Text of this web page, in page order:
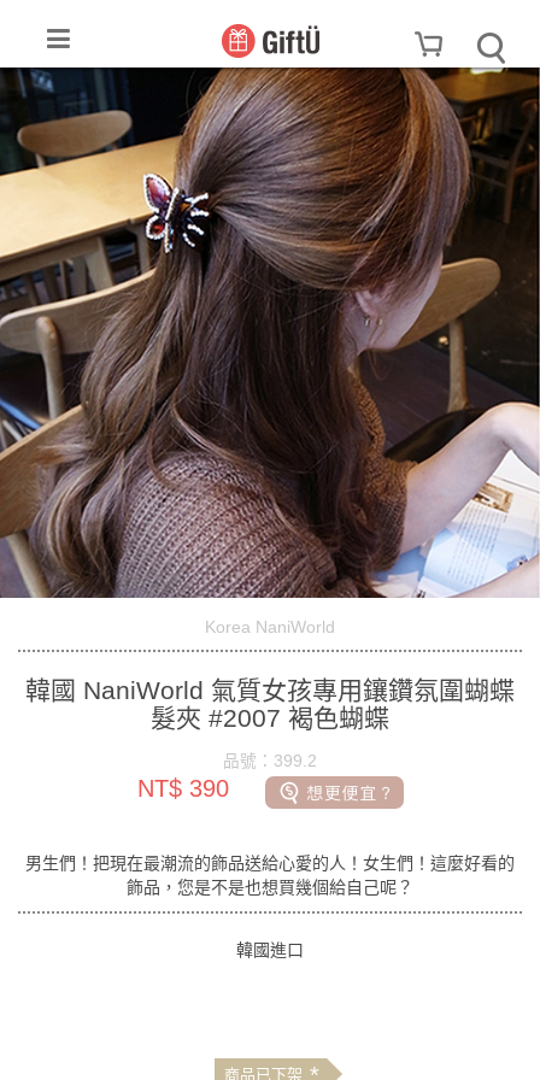
Korea NaniWorld
韓國 NaniWorld 氣質女孩專用鑲鑽氛圍蝴蝶
髮夾 #2007 褐色蝴蝶
品號：399.2
NT$ 390
男生們！把現在最潮流的飾品送給心愛的人！女生們！這麼好看的
飾品，您是不是也想買幾個給自己呢？
韓國進口
商品已下架